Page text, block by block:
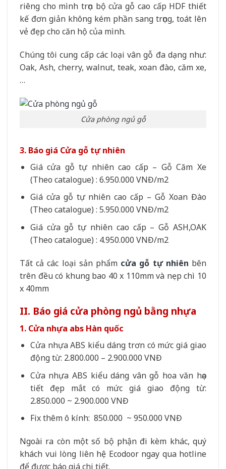
riêng cho mình trọn bộ cửa gỗ cao cấp HDF thiết
kế đơn giản không kém phần sang trọng, toát lên
vẻ đẹp cho căn hộ của mình.
Chúng tôi cung cấp các loại vân gỗ đa dạng như:
Oak, Ash, cherry, walnut, teak, xoan đào, căm xe,
…
Cửa phòng ngủ gỗ
3. Báo giá Cửa gỗ tự nhiên
Giá cửa gỗ tự nhiên cao cấp – Gỗ Căm Xe
(Theo catalogue) : 6.950.000 VNĐ/m2
Giá cửa gỗ tự nhiên cao cấp – Gỗ Xoan Đào
(Theo catalogue) : 5.950.000 VNĐ/m2
Giá cửa gỗ tự nhiên cao cấp – Gỗ ASH,OAK
(Theo catalogue) : 4.950.000 VNĐ/m2
Tất cả các loại sản phẩm cửa gỗ tự nhiên bên
trên đều có khung bao 40 x 110mm và nẹp chì 10
x 40mm
II. Báo giá cửa phòng ngủ bằng nhựa
1. Cửa nhựa abs Hàn quốc
Cửa nhựa ABS kiểu dáng trơn có mức giá giao
động từ: 2.800.000 – 2.900.000 VNĐ
Cửa nhựa ABS kiểu dáng vân gỗ hoa văn họa
tiết đẹp mắt có mức giá giao động từ:
2.850.000 ~ 2.900.000 VNĐ
Fix thêm ô kính: 850.000 ~ 950.000 VNĐ
Ngoài ra còn một số bộ phận đi kèm khác, quý
khách vui lòng liên hệ Ecodoor ngay qua hotline
để được báo giá chi tiết.